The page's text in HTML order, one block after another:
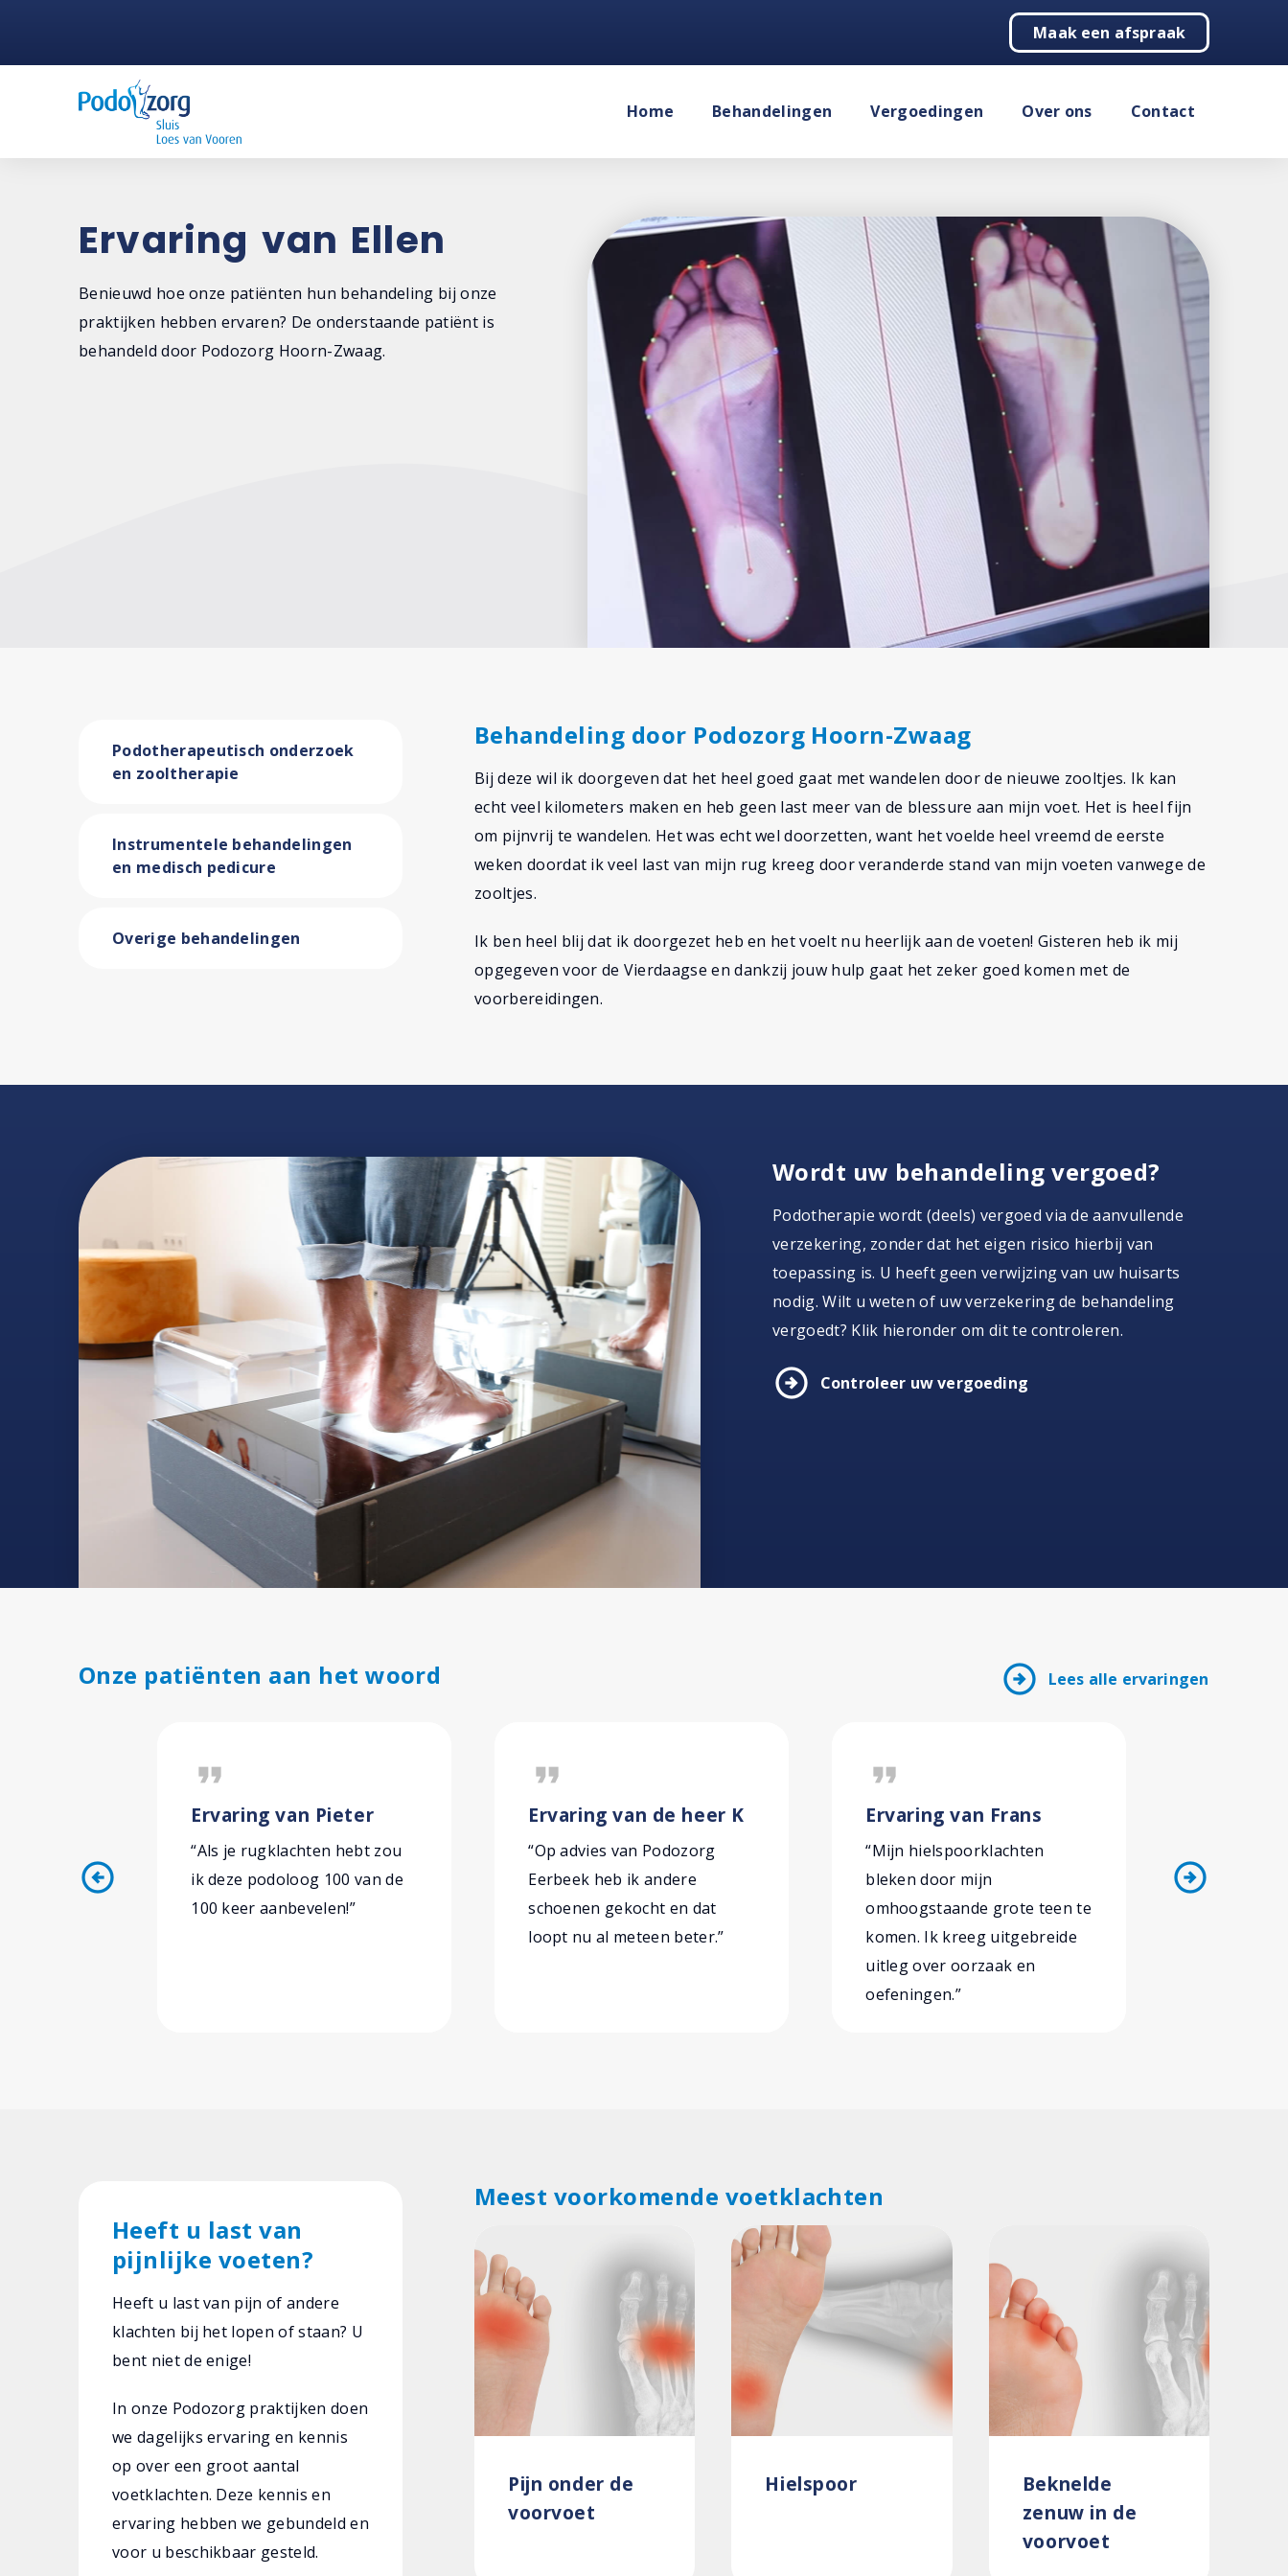
Maak een afspraak
Home Behandelingen Vergoedingen Over ons Contact
Ervaring van Ellen
Benieuwd hoe onze patiënten hun behandeling bij onze
praktijken hebben ervaren? De onderstaande patiënt is
behandeld door Podozorg Hoorn-Zwaag.
Podotherapeutisch onderzoek
en zooltherapie
Instrumentele behandelingen
en medisch pedicure
Overige behandelingen
Behandeling door Podozorg Hoorn-Zwaag
Bij deze wil ik doorgeven dat het heel goed gaat met wandelen door de nieuwe zooltjes. Ik kan
echt veel kilometers maken en heb geen last meer van de blessure aan mijn voet. Het is heel fijn
om pijnvrij te wandelen. Het was echt wel doorzetten, want het voelde heel vreemd de eerste
weken doordat ik veel last van mijn rug kreeg door veranderde stand van mijn voeten vanwege de
zooltjes.
Ik ben heel blij dat ik doorgezet heb en het voelt nu heerlijk aan de voeten! Gisteren heb ik mij
opgegeven voor de Vierdaagse en dankzij jouw hulp gaat het zeker goed komen met de
voorbereidingen.
Wordt uw behandeling vergoed?
Podotherapie wordt (deels) vergoed via de aanvullende
verzekering, zonder dat het eigen risico hierbij van
toepassing is. U heeft geen verwijzing van uw huisarts
nodig. Wilt u weten of uw verzekering de behandeling
vergoedt? Klik hieronder om dit te controleren.
arrow_circle_right Controleer uw vergoeding
Onze patiënten aan het woord arrow_circle_right Lees alle ervaringen
arrow_circle_left
format_quote
Ervaring van Pieter
“Als je rugklachten hebt zou
ik deze podoloog 100 van de
100 keer aanbevelen!”
format_quote
Ervaring van de heer K
“Op advies van Podozorg
Eerbeek heb ik andere
schoenen gekocht en dat
loopt nu al meteen beter.”
format_quote
Ervaring van Frans
“Mijn hielspoorklachten
bleken door mijn
omhoogstaande grote teen te
komen. Ik kreeg uitgebreide
uitleg over oorzaak en
oefeningen.”
dragen
arrow_circle_right
Heeft u last van
pijnlijke voeten?
Heeft u last van pijn of andere
klachten bij het lopen of staan? U
bent niet de enige!
In onze Podozorg praktijken doen
we dagelijks ervaring en kennis
op over een groot aantal
voetklachten. Deze kennis en
ervaring hebben we gebundeld en
voor u beschikbaar gesteld.
Meest voorkomende voetklachten
Pijn onder de
voorvoet
Hielspoor
Beknelde
zenuw in de
voorvoet